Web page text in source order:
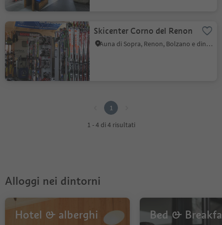
Skicenter Corno del Renon
Auna di Sopra, Renon, Bolzano e dintorni
1
1 - 4 di 4 risultati
Alloggi nei dintorni
Hotel & alberghi Bed &